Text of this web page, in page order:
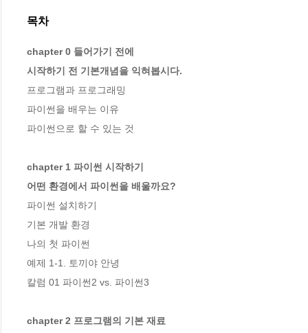
목차
chapter 0 들어가기 전에
시작하기 전 기본개념을 익혀봅시다.
프로그램과 프로그래밍
파이썬을 배우는 이유
파이썬으로 할 수 있는 것
chapter 1 파이썬 시작하기
어떤 환경에서 파이썬을 배울까요?
파이썬 설치하기
기본 개발 환경
나의 첫 파이썬
예제 1-1. 토끼야 안녕
칼럼 01 파이썬2 vs. 파이썬3
chapter 2 프로그램의 기본 재료